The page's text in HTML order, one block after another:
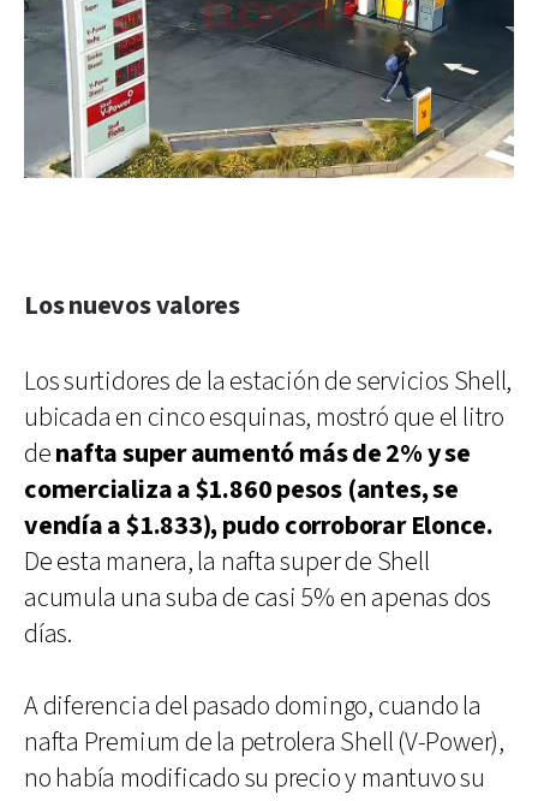
Los nuevos valores
Los surtidores de la estación de servicios Shell,
ubicada en cinco esquinas, mostró que el litro
denafta super aumentó más de 2% y se
comercializa a $1.860 pesos (antes, se
vendía a $1.833), pudo corroborar Elonce.
De esta manera, la nafta super de Shell
acumula una suba de casi 5% en apenas dos
días.
A diferencia del pasado domingo, cuando la
nafta Premium de la petrolera Shell (V-Power),
no había modificado su precio y mantuvo su